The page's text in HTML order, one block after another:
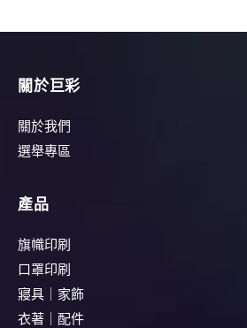
關於巨彩
關於我們
選舉專區
產品
旗幟印刷
口罩印刷
寢具｜家飾
衣著｜配件